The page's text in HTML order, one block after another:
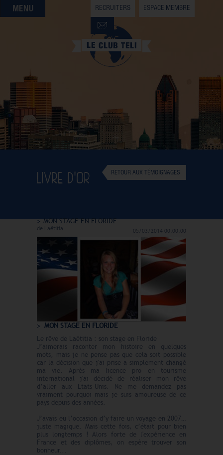
QUI SOMMES-NOUS
QUE CHERCHEZ-VOUS ?
NOS OFFRES PARTENAIRES
DEVENIR MEMBRE
RECRUITERS ESPACE MEMBRE
RETOUR AUX TÉMOIGNAGES
LIVRE D'OR
MON STAGE EN FLORIDE
de Laëtitia 05/03/2014 00:00:00
MON STAGE EN FLORIDE
Le rêve de Laëtitia : son stage en Floride
J’aimerais raconter mon histoire en quelques
mots, mais je ne pense pas que cela soit possible
car la décision que j'ai prise a simplement changé
ma vie. Après ma licence pro en tourisme
international j'ai décidé de réaliser mon rêve
d’aller aux Etats-Unis. Ne me demandez pas
vraiment pourquoi mais je suis amoureuse de ce
pays depuis des années.
J’avais eu l’occasion d’y faire un voyage en 2007…
juste magique. Mais cette fois, c’était pour bien
plus longtemps ! Alors forte de l'expérience en
France et des diplômes, on espère trouver son
bonheur...